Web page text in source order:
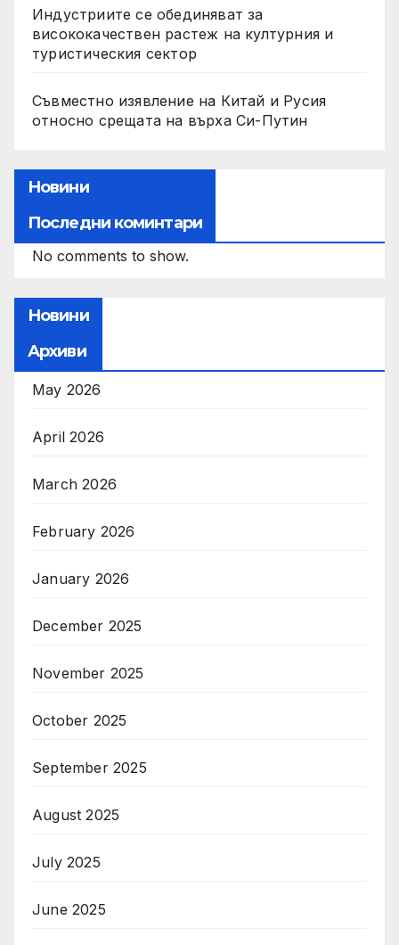
Индустриите се обединяват за
висококачествен растеж на културния и
туристическия сектор
Съвместно изявление на Китай и Русия
относно срещата на върха Си-Путин
Новини
Последни коминтари
No comments to show.
Новини
Архиви
May 2026
April 2026
March 2026
February 2026
January 2026
December 2025
November 2025
October 2025
September 2025
August 2025
July 2025
June 2025